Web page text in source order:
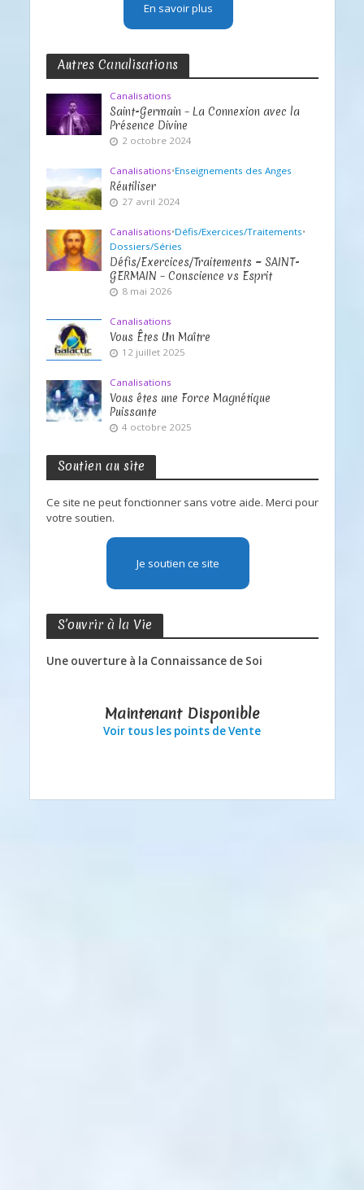
En savoir plus
Autres Canalisations
Canalisations
Saint-Germain – La Connexion avec la
Présence Divine
2 octobre 2024
Canalisations•Enseignements des Anges
Réutiliser
27 avril 2024
Canalisations•Défis/Exercices/Traitements•
Dossiers/Séries
Défis/Exercices/Traitements ~ SAINT-
GERMAIN – Conscience vs Esprit
8 mai 2026
Canalisations
Vous Êtes Un Maître
12 juillet 2025
Canalisations
Vous êtes une Force Magnétique
Puissante
4 octobre 2025
Soutien au site
Ce site ne peut fonctionner sans votre aide. Merci pour
votre soutien.
Je soutien ce site
S’ouvrir à la Vie
Une ouverture à la Connaissance de Soi
Maintenant Disponible
Voir tous les points de Vente